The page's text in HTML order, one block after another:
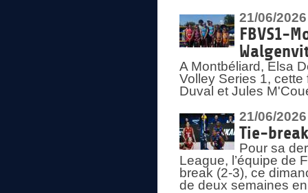
21/06/2026
FBVS1-
A Montbéliard, Elsa
Volley Series 1,
Duval et Jules
21/06/2026
Tie-
Pour sa
League, l’équipe de
break (2-3), ce
de deux semaines